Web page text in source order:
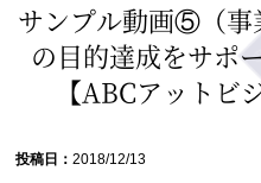
サンプル動画⑤（事
の目的達成をサポ
【ABCアットビ
投稿日：2018/12/13